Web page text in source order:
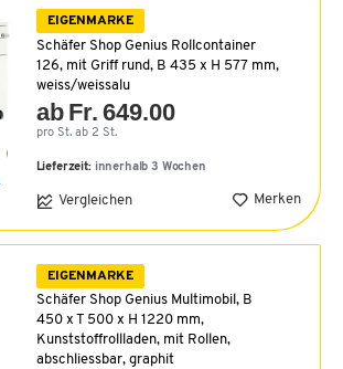
EIGENMARKE
Schäfer Shop Genius Rollcontainer
126, mit Griff rund, B 435 x H 577 mm,
weiss/weissalu
ab Fr. 649.00
pro St. ab 2 St.
Lieferzeit: innerhalb 3 Wochen
Vergleichen Merken
EIGENMARKE
Schäfer Shop Genius Multimobil, B
450 x T 500 x H 1220 mm,
Kunststoffrollladen, mit Rollen,
abschliessbar, graphit